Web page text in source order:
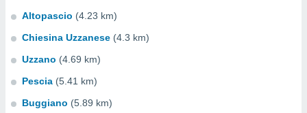
Altopascio (4.23 km)
Chiesina Uzzanese (4.3 km)
Uzzano (4.69 km)
Pescia (5.41 km)
Buggiano (5.89 km)